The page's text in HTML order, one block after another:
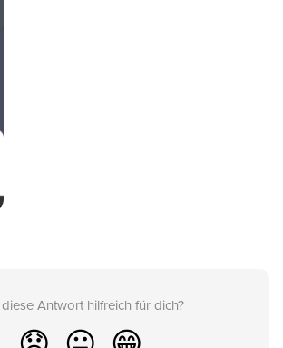
Antwort hilfreich für dich?